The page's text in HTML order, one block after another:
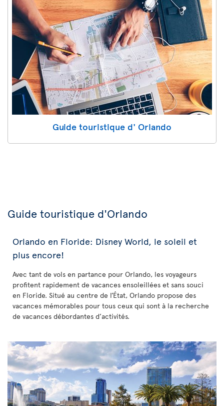
Guide touristique d' Orlando
Guide touristique d'Orlando
Orlando en Floride: Disney World, le soleil et
plus encore!
Avec tant de vols en partance pour Orlando, les voyageurs
profitent rapidement de vacances ensoleillées et sans souci
en Floride. Situé au centre de l’État, Orlando propose des
vacances mémorables pour tous ceux qui sont à la recherche
de vacances débordantes d’activités.